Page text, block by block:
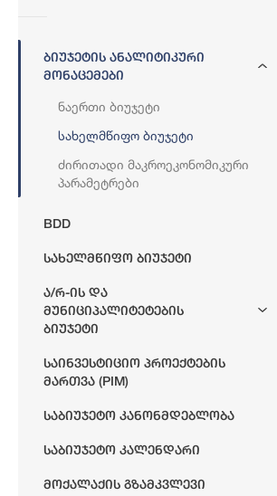
Ბიუჯეტის Ანალიტიკური
Მონაცემები
Ნაერთი Ბიუჯეტი
Სახელმწიფო Ბიუჯეტი
Ძირითადი Მაკროეკონომიკური
Პარამეტრები
BDD
Სახელმწიფო Ბიუჯეტი
Ა/რ-Ის Და
Მუნიციპალიტეტების
Ბიუჯეტი
Საინვესტიციო Პროექტების
Მართვა (PIM)
Საბიუჯეტო Კანონმდებლობა
Საბიუჯეტო Კალენდარი
Მოქალაქის Გზამკვლევი